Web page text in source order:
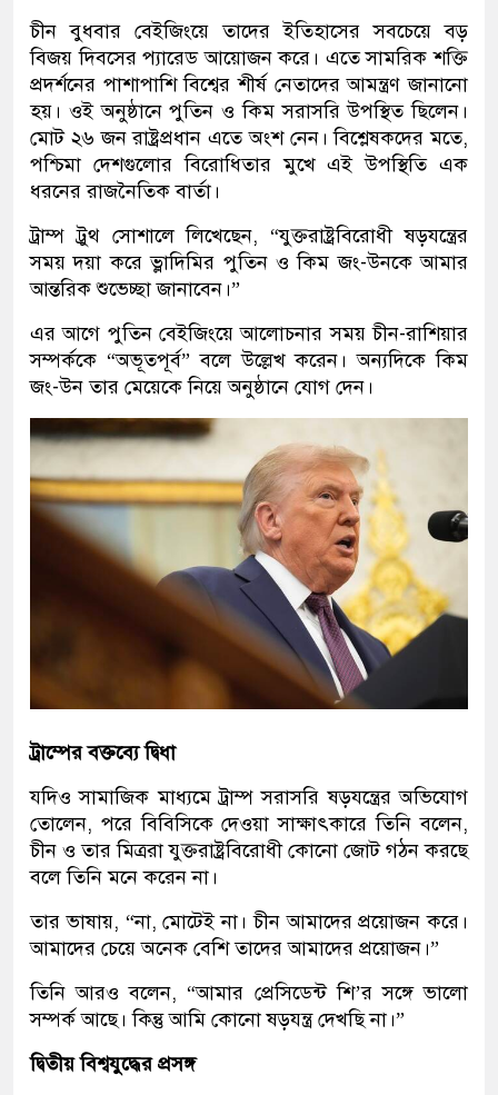
চীন বুধবার বেইজিংয়ে তাদের ইতিহাসের সবচেয়ে বড়
বিজয় দিবসের প্যারেড আয়োজন করে। এতে সামরিক শক্তি
প্রদর্শনের পাশাপাশি বিশ্বের শীর্ষ নেতাদের আমন্ত্রণ জানানো
হয়। ওই অনুষ্ঠানে পুতিন ও কিম সরাসরি উপস্থিত ছিলেন।
মোট ২৬ জন রাষ্ট্রপ্রধান এতে অংশ নেন। বিশ্লেষকদের মতে,
পশ্চিমা দেশগুলোর বিরোধিতার মুখে এই উপস্থিতি এক
ধরনের রাজনৈতিক বার্তা।
ট্রাম্প ট্রুথ সোশালে লিখেছেন, “যুক্তরাষ্ট্রবিরোধী ষড়যন্ত্রের
সময় দয়া করে ভ্লাদিমির পুতিন ও কিম জং-উনকে আমার
আন্তরিক শুভেচ্ছা জানাবেন।”
এর আগে পুতিন বেইজিংয়ে আলোচনার সময় চীন-রাশিয়ার
সম্পর্ককে “অভূতপূর্ব” বলে উল্লেখ করেন। অন্যদিকে কিম
জং-উন তার মেয়েকে নিয়ে অনুষ্ঠানে যোগ দেন।
ট্রাম্পের বক্তব্যে দ্বিধা
যদিও সামাজিক মাধ্যমে ট্রাম্প সরাসরি ষড়যন্ত্রের অভিযোগ
তোলেন, পরে বিবিসিকে দেওয়া সাক্ষাৎকারে তিনি বলেন,
চীন ও তার মিত্ররা যুক্তরাষ্ট্রবিরোধী কোনো জোট গঠন করছে
বলে তিনি মনে করেন না।
তার ভাষায়, “না, মোটেই না। চীন আমাদের প্রয়োজন করে।
আমাদের চেয়ে অনেক বেশি তাদের আমাদের প্রয়োজন।”
তিনি আরও বলেন, “আমার প্রেসিডেন্ট শি’র সঙ্গে ভালো
সম্পর্ক আছে। কিন্তু আমি কোনো ষড়যন্ত্র দেখছি না।”
দ্বিতীয় বিশ্বযুদ্ধের প্রসঙ্গ